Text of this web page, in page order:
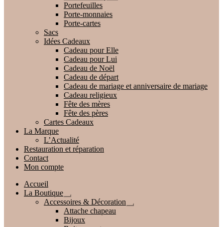
Portefeuilles
Porte-monnaies
Porte-cartes
Sacs
Idées Cadeaux
Cadeau pour Elle
Cadeau pour Lui
Cadeau de Noël
Cadeau de départ
Cadeau de mariage et anniversaire de mariage
Cadeau religieux
Fête des mères
Fête des pères
Cartes Cadeaux
La Marque
L’Actualité
Restauration et réparation
Contact
Mon compte
Accueil
La Boutique
Ouvrir
le
menu
enfant
Accessoires & Décoration
Ouvrir
Attache chapeau
Bijoux